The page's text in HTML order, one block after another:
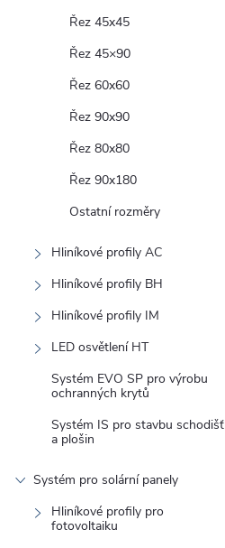
Řez 45x45
Řez 45×90
Řez 60x60
Řez 90x90
Řez 80x80
Řez 90x180
Ostatní rozměry
Hliníkové profily AC
Hliníkové profily BH
Hliníkové profily IM
LED osvětlení HT
Systém EVO SP pro výrobu
ochranných krytů
Systém IS pro stavbu schodišť
a plošin
Systém pro solární panely
Hliníkové profily pro
fotovoltaiku